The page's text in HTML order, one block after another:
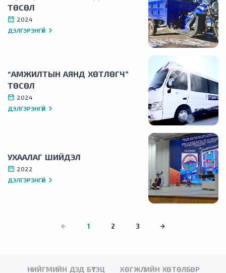
ТӨСӨЛ
2024
ДЭЛГЭРЭНГҮЙ
“АМЖИЛТЫН АЯНД ХӨТЛӨГЧ”
ТӨСӨЛ
2024
ДЭЛГЭРЭНГҮЙ
УХААЛАГ ШИЙДЭЛ
2022
ДЭЛГЭРЭНГҮЙ
1 2 3
НИЙГМИЙН ДЭД БҮТЭЦ ХӨГЖЛИЙН ХӨТӨЛБӨР